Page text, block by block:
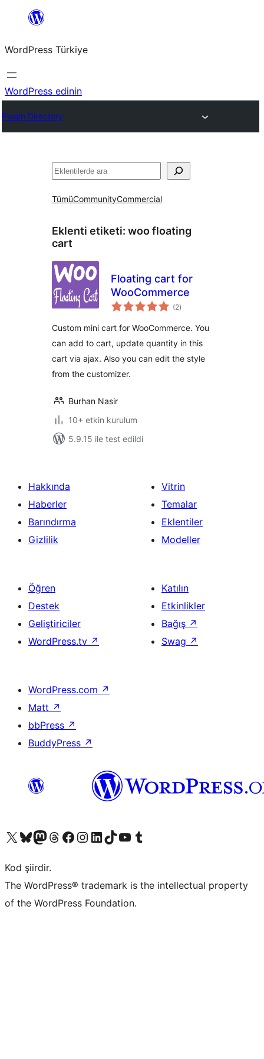
İçeriğe
WordPress Türkiye
WordPress edinin
Plugin Directory
Ara
TümüCommunityCommercial
Eklenti etiketi: woo floating
cart
Floating cart for
WooCommerce
(2toplam
puan
)
Custom mini cart for WooCommerce. You
can add to cart, update quantity in this
cart via ajax. Also you can edit the style
from the customizer.
Burhan Nasir
10+ etkin kurulum
5.9.15 ile test edildi
Hakkında
Haberler
Barındırma
Gizlilik
Vitrin
Temalar
Eklentiler
Modeller
Öğren
Destek
Geliştiriciler
WordPress.tv ↗
Katılın
Etkinlikler
Bağış ↗
Swag ↗
WordPress.com ↗
Matt ↗
bbPress ↗
BuddyPress ↗
X (eski Twitter) hesabımıza bakın
Bluesky hesabımızı ziyaret edinMastodon hesabımızı ziyaret edinThreads hesabımızı ziyaret edinFacebook sayfamızı ziyaret edinInstagram hesabımızı ziyaret edinLinkedIn hesabımızı ziyaret edinTikTok hesabımızı ziyaret edinYouTube kanalımızı ziyaret edinTumblr hesabımızı ziyaret edin
Kod şiirdir.
The WordPress® trademark is the intellectual property
of the WordPress Foundation.